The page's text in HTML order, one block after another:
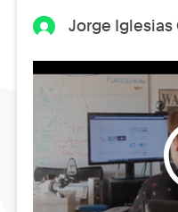
Jorge Iglesias